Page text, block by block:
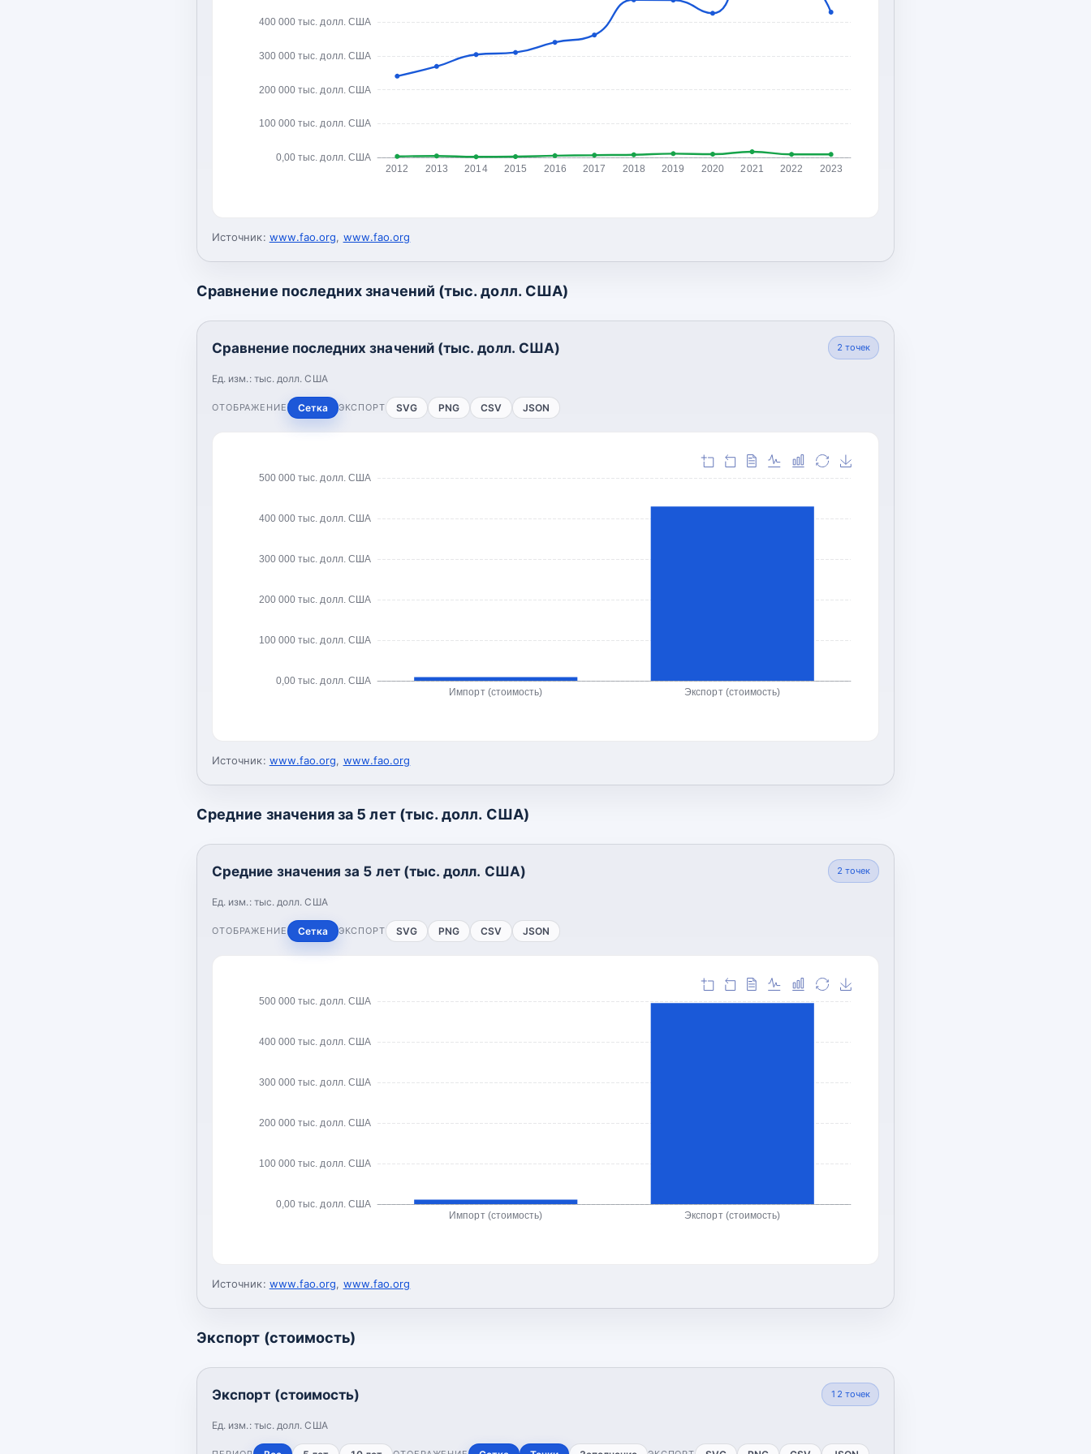
0,00 тыс. долл. США
100 000 тыс. долл. США
200 000 тыс. долл. США
300 000 тыс. долл. США
400 000 тыс. долл. США
2012 2013 2014 2015 2016 2017 2018 2019 2020 2021 2022 2023
Источник: www.fao.org, www.fao.org
Сравнение последних значений (тыс. долл. США)
Сравнение последних значений (тыс. долл. США)
Ед. изм.: тыс. долл. США
2 точек
ОТОБРАЖЕНИЕ Сетка ЭКСПОРТ SVG PNG CSV JSON
0,00 тыс. долл. США
100 000 тыс. долл. США
200 000 тыс. долл. США
300 000 тыс. долл. США
400 000 тыс. долл. США
500 000 тыс. долл. США
Импорт (стоимость) Экспорт (стоимость)
Источник: www.fao.org, www.fao.org
Средние значения за 5 лет (тыс. долл. США)
Средние значения за 5 лет (тыс. долл. США)
Ед. изм.: тыс. долл. США
2 точек
ОТОБРАЖЕНИЕ Сетка ЭКСПОРТ SVG PNG CSV JSON
0,00 тыс. долл. США
100 000 тыс. долл. США
200 000 тыс. долл. США
300 000 тыс. долл. США
400 000 тыс. долл. США
500 000 тыс. долл. США
Импорт (стоимость) Экспорт (стоимость)
Источник: www.fao.org, www.fao.org
Экспорт (стоимость)
Экспорт (стоимость)
Ед. изм.: тыс. долл. США
12 точек